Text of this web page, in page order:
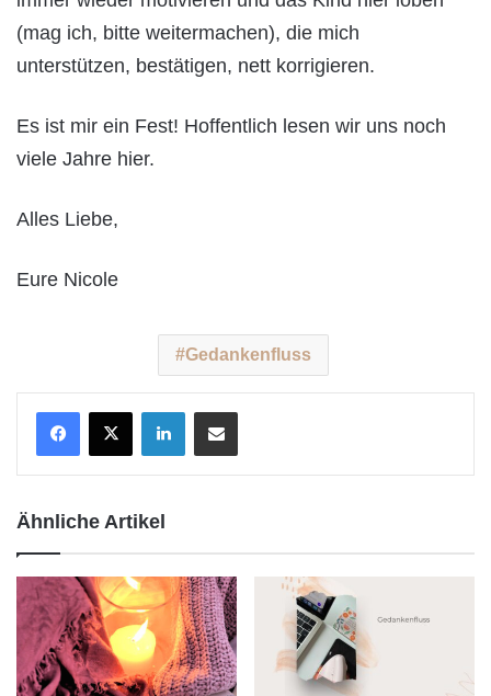
(mag ich, bitte weitermachen), die mich
unterstützen, bestätigen, nett korrigieren.
Es ist mir ein Fest! Hoffentlich lesen wir uns noch
viele Jahre hier.
Alles Liebe,
Eure Nicole
Gedankenfluss
Ähnliche Artikel